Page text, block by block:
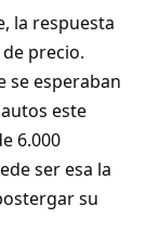
la respuesta
precio.
se esperaban
este
6.000
ser esa la
su